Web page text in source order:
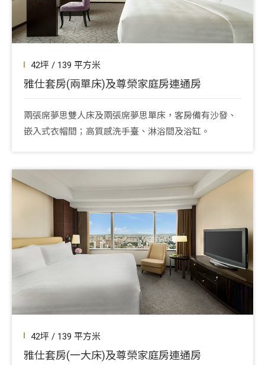
雅仕套房(兩單床)及尊榮家庭房連通房
42坪 / 139 平方米
兩張席夢思雙人床及兩張席夢思單床，客房備有沙發、
嵌入式衣帽間；高質感洗手臺、淋浴間及浴缸。
雅仕套房(一大床)及尊榮家庭房連通房
42坪 / 139 平方米